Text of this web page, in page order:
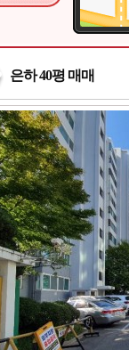
은하 40평 매매